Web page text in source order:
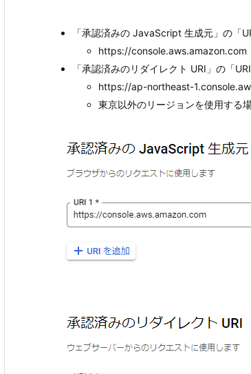
「承認済みの JavaScript 生成元」の「
https://console.aws.amazon.com
「承認済みのリダイレクト URI」の「
https://ap-northeast-
東京以外のリージョンを使用する